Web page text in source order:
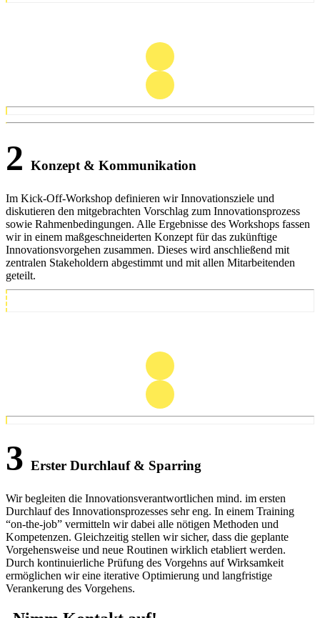
2 Konzept & Kommunikation
Im Kick-Off-Workshop definieren wir Innovationsziele und
diskutieren den mitgebrachten Vorschlag zum Innovationsprozess
sowie Rahmenbedingungen. Alle Ergebnisse des Workshops fassen
wir in einem maßgeschneiderten Konzept für das zukünftige
Innovationsvorgehen zusammen. Dieses wird anschließend mit
zentralen Stakeholdern abgestimmt und mit allen Mitarbeitenden
geteilt.
3 Erster Durchlauf & Sparring
Wir begleiten die Innovationsverantwortlichen mind. im ersten
Durchlauf des Innovationsprozesses sehr eng. In einem Training
“on-the-job” vermitteln wir dabei alle nötigen Methoden und
Kompetenzen. Gleichzeitig stellen wir sicher, dass die geplante
Vorgehensweise und neue Routinen wirklich etabliert werden.
Durch kontinuierliche Prüfung des Vorgehns auf Wirksamkeit
ermöglichen wir eine iterative Optimierung und langfristige
Verankerung des Vorgehens.